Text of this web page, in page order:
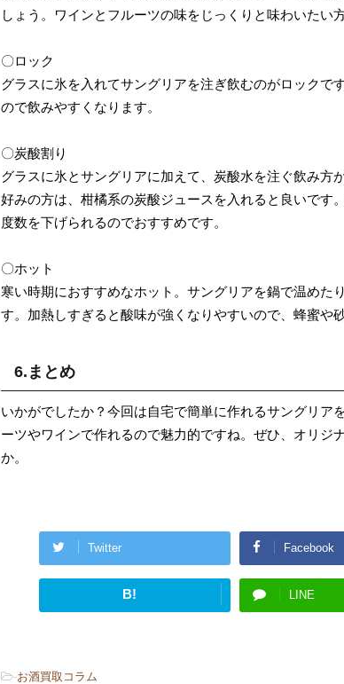
しょう。ワインとフルーツの味をじっくりと味わいたい
〇ロック
グラスに氷を入れてサングリアを注ぎ飲むのがロックで
ので飲みやすくなります。
〇炭酸割り
グラスに氷とサングリアに加えて、炭酸水を注ぐ飲み
好みの方は、柑橘系の炭酸ジュースを入れると良いです
度数を下げられるのでおすすめです。
〇ホット
寒い時期におすすめなホット。サングリアを鍋で温めた
す。加熱しすぎると酸味が強くなりやすいので、蜂蜜や
6.まとめ
いかがでしたか？今回は自宅で簡単に作れるサングリ
ーツやワインで作れるので魅力的ですね。ぜひ、オリジ
か。
Twitter Facebook
B! LINE
-お酒買取コラム